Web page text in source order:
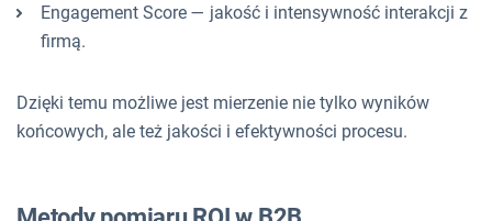
Engagement Score — jakość i intensywność interakcji z
firmą.
Dzięki temu możliwe jest mierzenie nie tylko wyników
końcowych, ale też jakości i efektywności procesu.